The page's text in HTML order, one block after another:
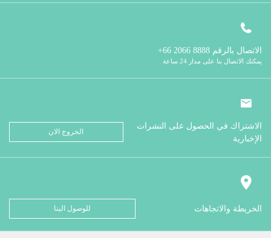
الاتصال بالرقم
يمكنك الاتصال بنا على مدار 24 ساعة
الاشتراك في الحصول على النشرات
الإخبارية
الخروج الان
الخريطة والاتجاهات للوصول الينا